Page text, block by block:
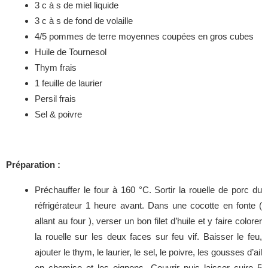
3 c à s de miel liquide
3 c à s de fond de volaille
4/5 pommes de terre moyennes coupées en gros cubes
Huile de Tournesol
Thym frais
1 feuille de laurier
Persil frais
Sel & poivre
Préparation :
Préchauffer le four à 160 °C. Sortir la rouelle de porc du
réfrigérateur 1 heure avant. Dans une cocotte en fonte (
allant au four ), verser un bon filet d’huile et y faire colorer
la rouelle sur les deux faces sur feu vif. Baisser le feu,
ajouter le thym, le laurier, le sel, le poivre, les gousses d’ail